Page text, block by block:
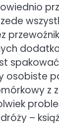
osobiste
z
–